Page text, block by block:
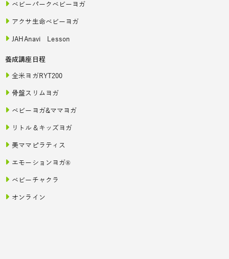
ベビーパークベビーヨガ
アクサ生命ベビーヨガ
JAHAnavi Lesson
養成講座日程
全米ヨガRYT200
骨盤スリムヨガ
ベビーヨガ&ママヨガ
リトル＆キッズヨガ
美ママピラティス
エモーションヨガ®
ベビーチャクラ
オンライン